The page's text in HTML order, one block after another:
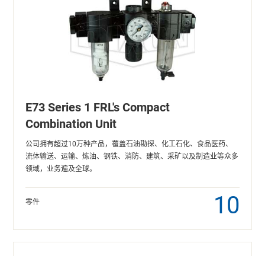
E73 Series 1 FRL's Compact
Combination Unit
公司拥有超过10万种产品，覆盖石油勘探、化工石化、食品医药、
流体输送、运输、炼油、钢铁、消防、建筑、采矿以及制造业等众多
领域，业务遍及全球。
零件 10